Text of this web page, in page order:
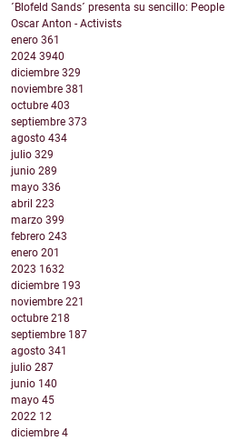
´Blofeld Sands´ presenta su sencillo: People
Oscar Anton - Activists
enero 361
2024 3940
diciembre 329
noviembre 381
octubre 403
septiembre 373
agosto 434
julio 329
junio 289
mayo 336
abril 223
marzo 399
febrero 243
enero 201
2023 1632
diciembre 193
noviembre 221
octubre 218
septiembre 187
agosto 341
julio 287
junio 140
mayo 45
2022 12
diciembre 4